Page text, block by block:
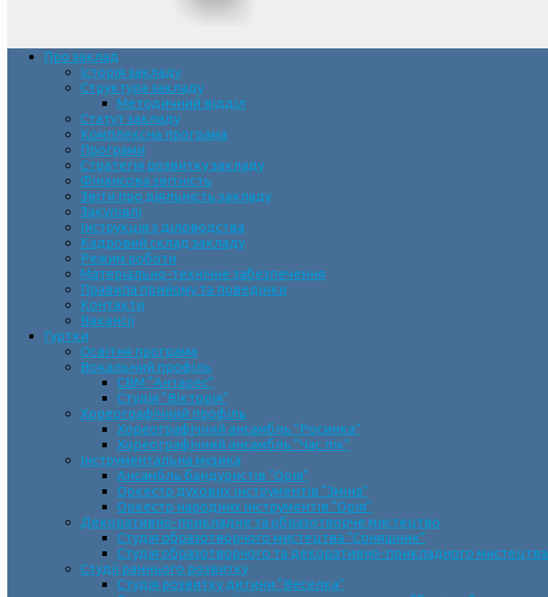
Про заклад
Історія закладу
Структура закладу
Методичний відділ
Статут закладу
Комплексна програма
Програми
Стратегія розвитку закладу
Фінансова звітність
Звіти про діяльність закладу
Закупівлі
Інструкція з діловодства
Кадровий склад закладу
Режим роботи
Матеріально-технічне забезпечення
Правила прийому та поведінки
Контакти
Вакансії
Гуртки
Освітня програма
Вокальний профіль
СВМ “Антарес”
Студія “Вікторія”
Хореографічний профіль
Хореографічний ансамбль “Росинка”
Хореографічний ансамбль “Час пік”
Інструментальна музика
Ансамбль бандуристів “Орія”
Оркестр духових інструментів “Зміна”
Оркестр народних інструментів “Орія”
Декоративно-прикладне та образотворче мистецтво
Cтудія образотворчого мистецтва “Соняшник”
Студія образотворчого та декоративно-прикладного мистецтва
Студії раннього розвитку
Студія розвитку дитини “Веселка”